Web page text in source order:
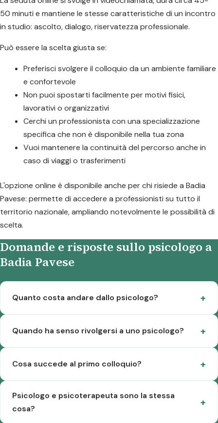
50 minuti e mantiene le stesse caratteristiche di un incontro
in studio: ascolto, dialogo, riservatezza professionale.
Può essere la scelta giusta se:
Preferisci svolgere il colloquio da un ambiente familiare
e confortevole
Non puoi spostarti facilmente per motivi fisici,
lavorativi o organizzativi
Cerchi un professionista con una specializzazione
specifica che non è disponibile nella tua zona
Vuoi mantenere la continuità del percorso anche in
caso di viaggi o trasferimenti
L'opzione online è disponibile anche per chi risiede a Badia
Pavese: permette di accedere a professionisti su tutto il
territorio nazionale, ampliando notevolmente le possibilità di
scelta.
Domande e risposte sullo psicologo a
Badia Pavese
Quanto costa andare dallo psicologo?
Quando ha senso rivolgersi a uno psicologo?
Cosa succede al primo colloquio?
Psicologo e psicoterapeuta sono la stessa
cosa?